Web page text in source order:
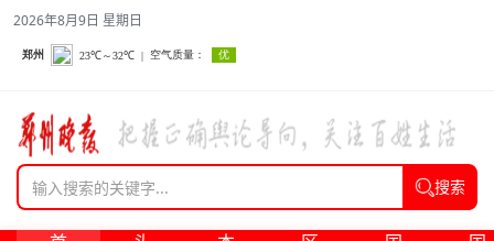
2026年8月9日 星期日
搜索